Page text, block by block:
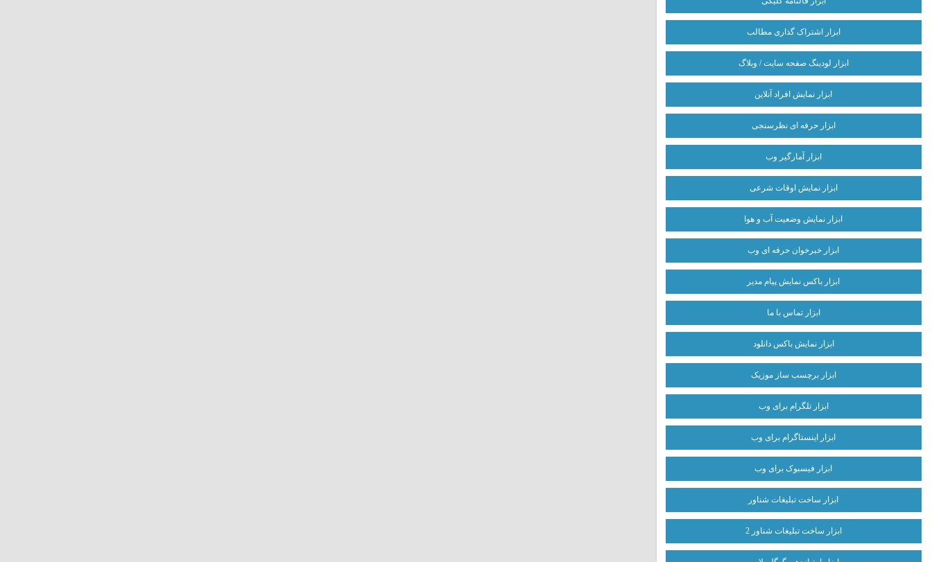
ابزار اشتراک گذاری مطالب
ابزار لودینگ صفحه سایت / وبلاگ
ابزار نمایش افراد آنلاین
ابزار حرفه ای نظرسنجی
ابزار آمارگیر وب
ابزار نمایش اوقات شرعی
ابزار نمایش وضعیت آب و هوا
ابزار خبرخوان حرفه ای وب
ابزار باکس نمایش پیام مدیر
ابزار تماس با ما
ابزار نمایش باکس دانلود
ابزار برچسب ساز موزیک
ابزار تلگرام برای وب
ابزار اینستاگرام برای وب
ابزار فیسبوک برای وب
ابزار ساخت تبلیغات شناور
ابزار ساخت تبلیغات شناور 2